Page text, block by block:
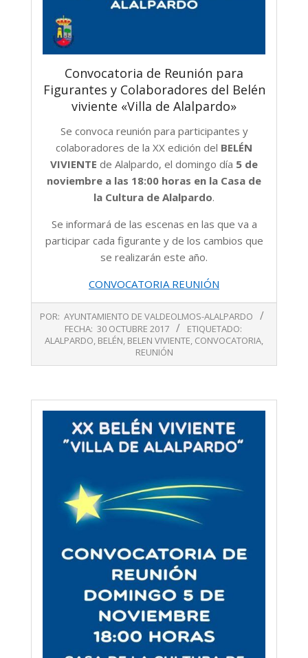
Convocatoria de Reunión para
Figurantes y Colaboradores del Belén
viviente «Villa de Alalpardo»
Se convoca reunión para participantes y
colaboradores de la XX edición del BELÉN
VIVIENTE de Alalpardo, el domingo día 5 de
noviembre a las 18:00 horas en la Casa de
la Cultura de Alalpardo.
Se informará de las escenas en las que va a
participar cada figurante y de los cambios que
se realizarán este año.
CONVOCATORIA REUNIÓN
10-
POR: AYUNTAMIENTO DE VALDEOLMOS-ALALPARDO
FECHA: 30 OCTUBRE 2017
ETIQUETADO:
ALALPARDO, BELÉN, BELEN VIVIENTE, CONVOCATORIA,
REUNIÓN